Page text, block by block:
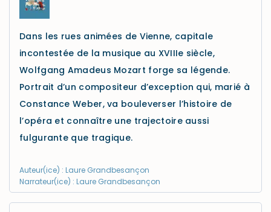
Dans les rues animées de Vienne, capitale
incontestée de la musique au XVIIIe siècle,
Wolfgang Amadeus Mozart forge sa légende.
Portrait d’un compositeur d’exception qui, marié à
Constance Weber, va bouleverser l’histoire de
l’opéra et connaître une trajectoire aussi
fulgurante que tragique.
Auteur(ice) : Laure Grandbesançon
Narrateur(ice) : Laure Grandbesançon